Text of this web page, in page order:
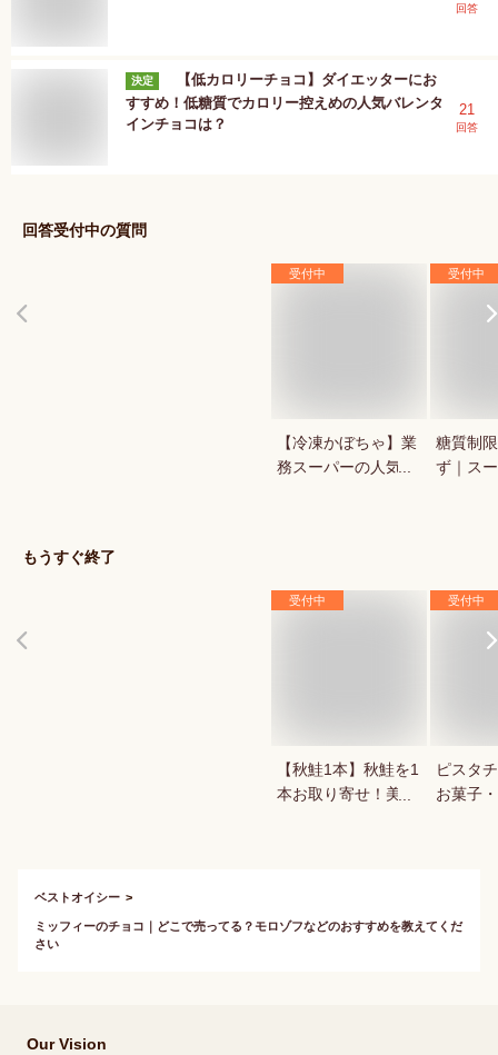
回答
決定
【低カロリーチョコ】ダイエッターにお
すすめ！低糖質でカロリー控えめの人気バレンタ
インチョコは？
21
回答
回答受付中の質問
受付中
【冷凍かぼちゃ】業
務スーパーの人気商
受付中
糖質制
ず｜ス
もうすぐ終了
受付中
【秋鮭1本】秋鮭を1
本お取り寄せ！美味
受付中
ピスタ
お菓子
ベストオイシー
ミッフィーのチョコ｜どこで売ってる？モロゾフなどのおすすめを教えてくだ
さい
Our Vision